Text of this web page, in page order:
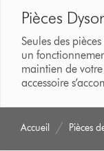
Pièces
Seules des
un
maintien de
accessoire
Accueil Pièces